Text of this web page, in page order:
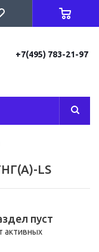
+7(495) 783-21-97
LS
пуст
активных